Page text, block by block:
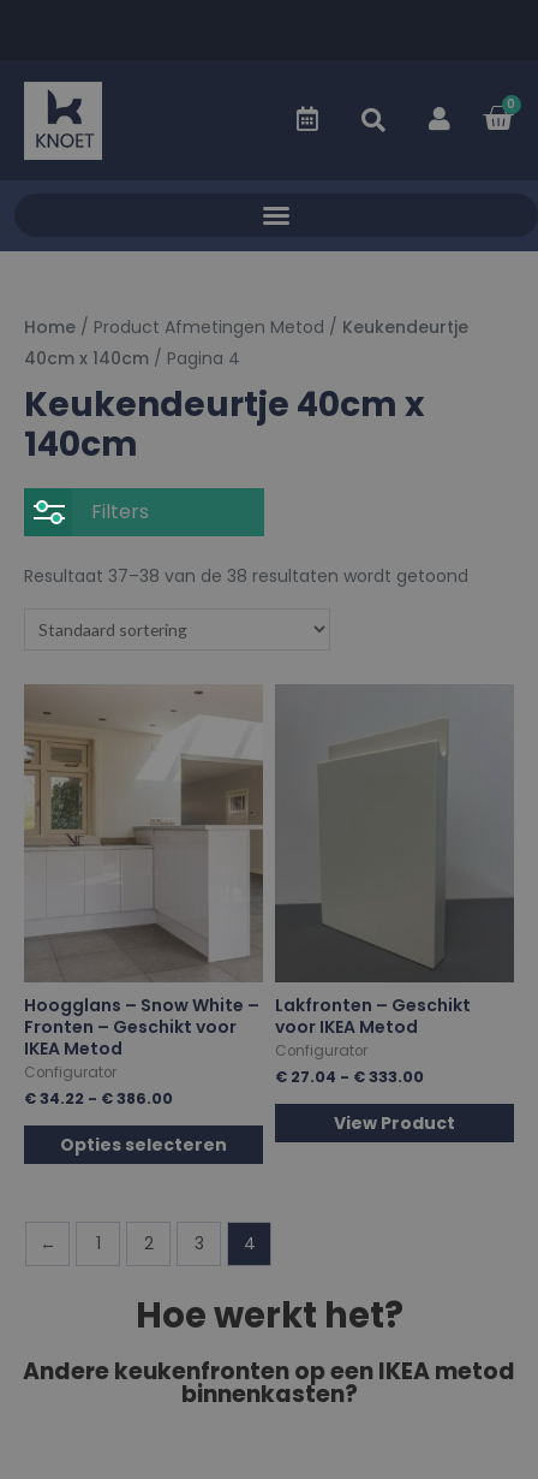
0
Home / Product Afmetingen Metod / Keukendeurtje
40cm x 140cm / Pagina 4
Keukendeurtje 40cm x
140cm
Filters
Resultaat 37–38 van de 38 resultaten wordt getoond
Hoogglans – Snow White –
Fronten – Geschikt voor
IKEA Metod
Configurator
€34.22 - €386.00
Opties selecteren
Lakfronten – Geschikt
voor IKEA Metod
Configurator
€ 27.04 - €333.00
View Product
← 1 2 3 4
Hoe werkt het?
Andere keukenfronten op een IKEA metod
binnenkasten?